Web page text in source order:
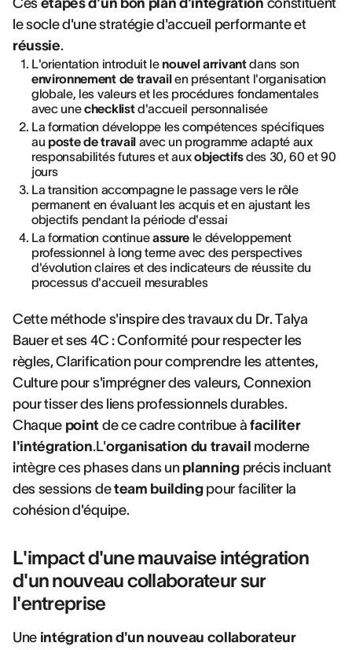
Ces étapes d'un bon plan d'intégration constituent
le socle d'une stratégie d'accueil performante et
réussie.
L'orientation introduit le nouvel arrivantdans son
environnement de travailen présentant l'organisation
globale, les valeurs et les procédures fondamentales
avec unechecklistd'accueil personnalisée
La formation développe les compétences spécifiques
au poste de travailavec un programme adapté aux
responsabilités futures et auxobjectifsdes 30, 60 et 90
jours
La transition accompagne le passage vers le rôle
permanent en évaluant les acquis et en ajustant les
objectifs pendant la période d'essai
La formation continueassure le développement
professionnel à long terme avec des perspectives
d'évolution claires et des indicateurs de réussite du
processus d'accueil mesurables
Cette méthode s'inspire des travaux du Dr. Talya
Bauer et ses 4C : Conformité pour respecter les
règles, Clarification pour comprendre les attentes,
Culture pour s'imprégner des valeurs, Connexion
pour tisser des liens professionnels durables.
Chaque point de ce cadre contribue àfaciliter
l'intégration.L'organisation du travail moderne
intègre ces phases dans un planningprécis incluant
des sessions deteam buildingpour faciliter la
cohésion d'équipe.
L'impact d'une mauvaise intégration
d'un nouveau collaborateur sur
l'entreprise
Une intégration d'un nouveau collaborateur